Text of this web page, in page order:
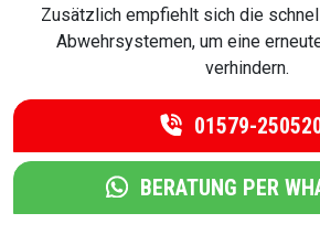
Zusätzlich empfiehlt sich die
Abwehrsystemen, um eine
verhindern.
01579-
BERATUNG PER